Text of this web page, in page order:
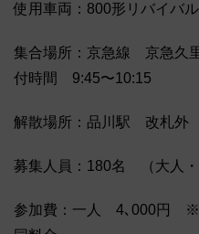
使用車両：800形リバイバ
集合場所：京急線 京急久
付時間 9:45〜10:15
解散場所：品川駅 改札外
募集人員：180名 （大人・
参加費：一人 4､000円 ※